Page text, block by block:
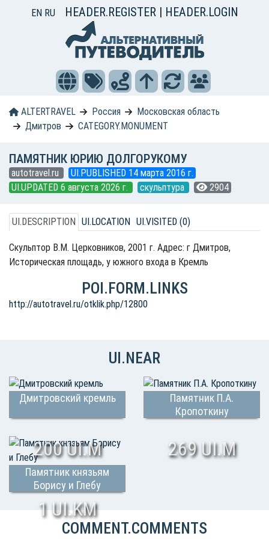
EN RU HEADER.REGISTER | HEADER.LOGIN
ALTERTRAVEL Россия
Московская область
Дмитров
CATEGORY.MONUMENT
ПАМЯТНИК ЮРИЮ ДОЛГОРУКОМУ
autotravel.ru
UI.PUBLISHED 14 марта 2016 г.
UI.UPDATED 6 августа 2026 г.
скульптура 2904
UI.DESCRIPTION UI.LOCATION UI.VISITED (0)
Cкульптор В.М. Церковников, 2001 г. Адрес: г Дмитров,
Историческая площадь, у южного входа в Кремль
POI.FORM.LINKS
http://autotravel.ru/otklik.php/12800
UI.NEAR
Дмитровский кремль
200 UI.M
Памятник П.А.
Кропоткину
269 UI.M
Памятник князьям
Борису и Глебу
1 UI.KM
COMMENT.COMMENTS